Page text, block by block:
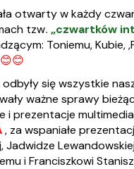
otwarty w każdy
tzw. „czwartków
Toniemu, Kubie,
😊😊
się wszystkie
ważne sprawy
i prezentacje
, za wspaniałe
Jadwidze
i Franciszkowi